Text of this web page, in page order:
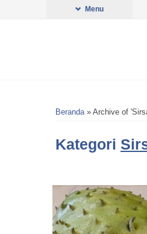
Menu
Beranda» Archive of
Kategori